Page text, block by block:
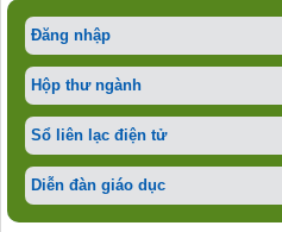
Đăng nhập
Hộp thư ngành
Sổ liên lạc điện tử
Diễn đàn giáo dục